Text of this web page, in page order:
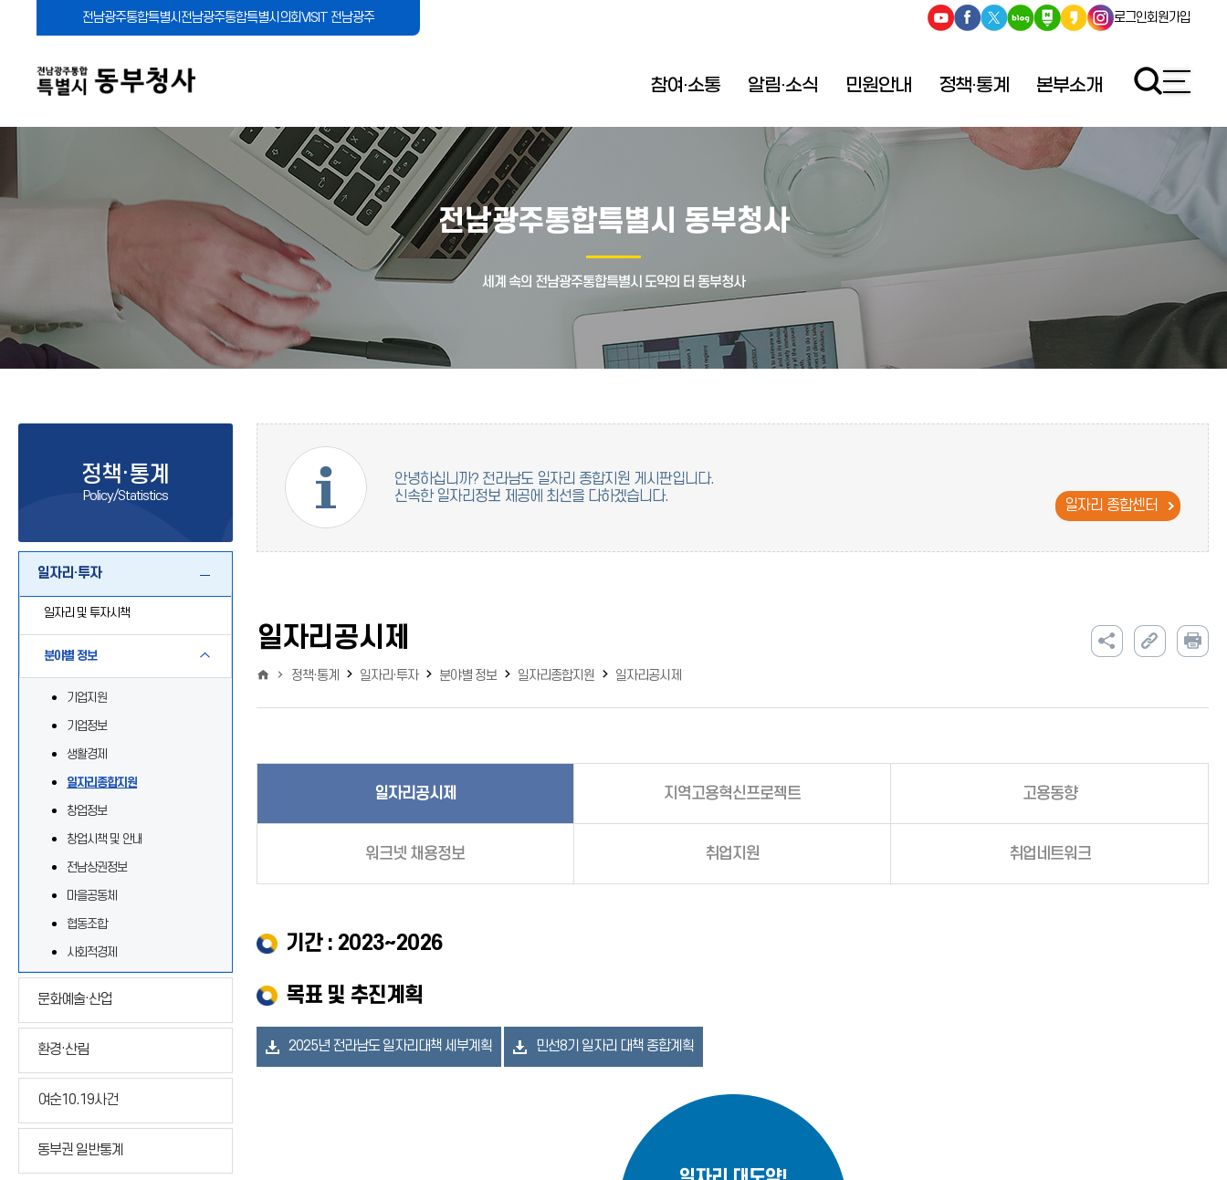
전남광주통합특별시 전남광주통합특별시의회VISIT 전남광주 로그인회원가입
참여·소통 알림·소식 민원안내 정책·통계 본부소개
전남광주통합특별시 동부청사
세계 속의 전남광주통합특별시 도약의 터 동부청사
정책·통계
Policy/Statistics
일자리·투자
일자리 및 투자시책
분야별 정보
기업지원
기업정보
생활경제
일자리종합지원
창업정보
창업시책 및 안내
전남상권정보
마을공동체
협동조합
사회적경제
문화예술·산업
환경·산림
여순10.19사건
동부권 일반통계
안녕하십니까? 전라남도 일자리 종합지원 게시판입니다.
신속한 일자리정보 제공에 최선을 다하겠습니다.
일자리 종합센터
일자리공시제
정책·통계 일자리·투자 분야별 정보 일자리종합지원 일자리공시제
일자리공시제 지역고용혁신프로젝트 고용동향
워크넷 채용정보 취업지원 취업네트워크
기간 : 2023~2026
목표 및 추진계획
2025년 전라남도 일자리대책 세부계획 민선8기 일자리 대책 종합계획